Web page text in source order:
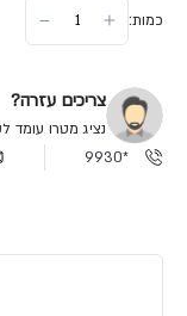
כמות:
צריכים עזרה?
נציג מטרו עומד
*9930